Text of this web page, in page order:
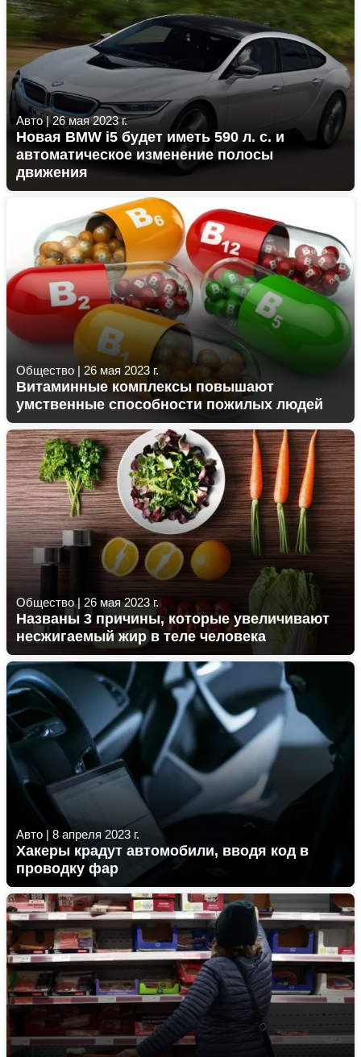
Авто|26 мая 2023 г.
Новая BMW i5 будет иметь 590 л. с. и
автоматическое изменение полосы
движения
Общество | 26 мая 2023 г.
Витаминные комплексы повышают
умственные способности пожилых людей
Общество| 26 мая 2023 г.
Названы 3 причины, которые увеличивают
несжигаемый жир в теле человека
Авто | 8 апреля 2023 г.
Хакеры крадут автомобили, вводя код в
проводку фар